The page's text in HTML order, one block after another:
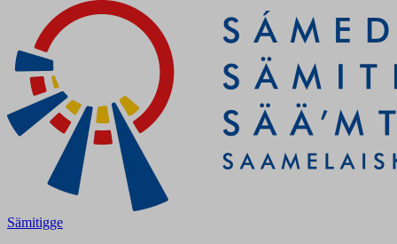
Sämitigge